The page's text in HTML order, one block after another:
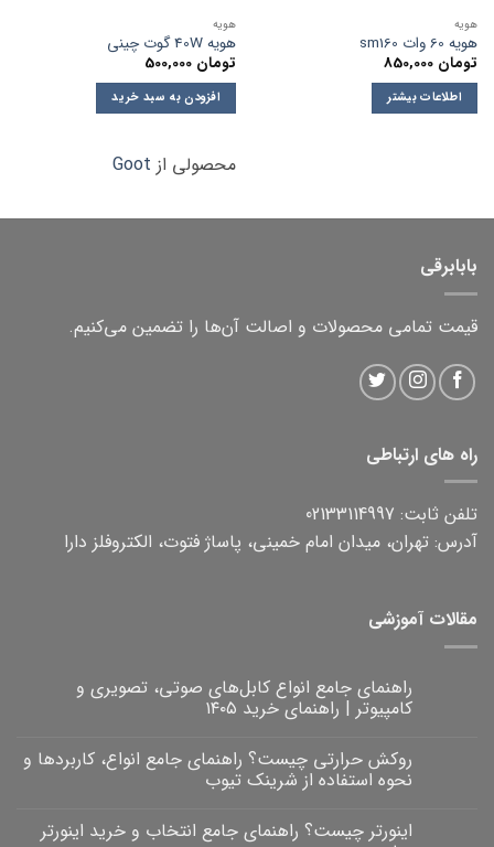
هویه
هویه 60 وات sm160
تومان
اطلاعات بیشتر
هویه
هویه 40W گوت چینی
تومان
افزودن به سبد خرید
محصولی از Goot
بابابرقی
قیمت تمامی محصولات و اصالت آن‌ها را تضمین می‌کنیم.
راه های ارتباطی
تلفن ثابت: 02133114997
آدرس: تهران، میدان امام خمینی، پاساژ فتوت، الکتروفلز دارا
مقالات آموزشی
راهنمای جامع انواع کابل‌های صوتی، تصویری و
کامپیوتر | راهنمای خرید ۱۴۰۵
برای
راهنمای
جامع
صوتی،
ثبت
نشده
روکش حرارتی چیست؟ راهنمای جامع انواع، کاربردها و
نحوه استفاده از شرینک تیوب
برای
ثبت
اینورتر چیست؟ راهنمای جامع انتخاب و خرید اینورتر